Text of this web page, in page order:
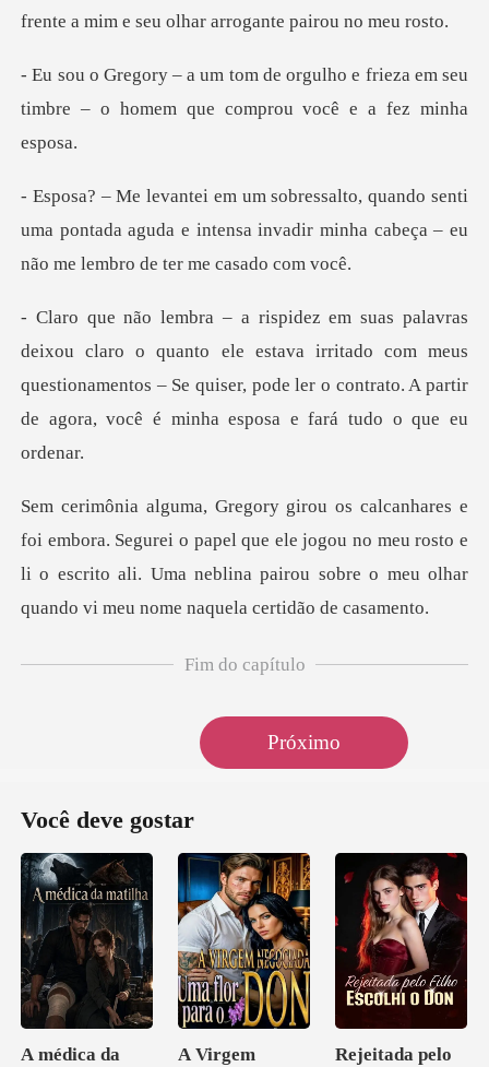
lho e frieza em seu
timbre – o homem
senti
uma pontada aguda e intensa invadir minha ca
ele estava irritado com meus
questionamentos – Se quiser, pode ler o cont
i o papel que ele jogou no meu rosto e
li o escrito ali. Uma neblina pa
Fim do capítulo
Próximo
Você deve gostar
A médica da
A Virgem
Rejeitada pelo